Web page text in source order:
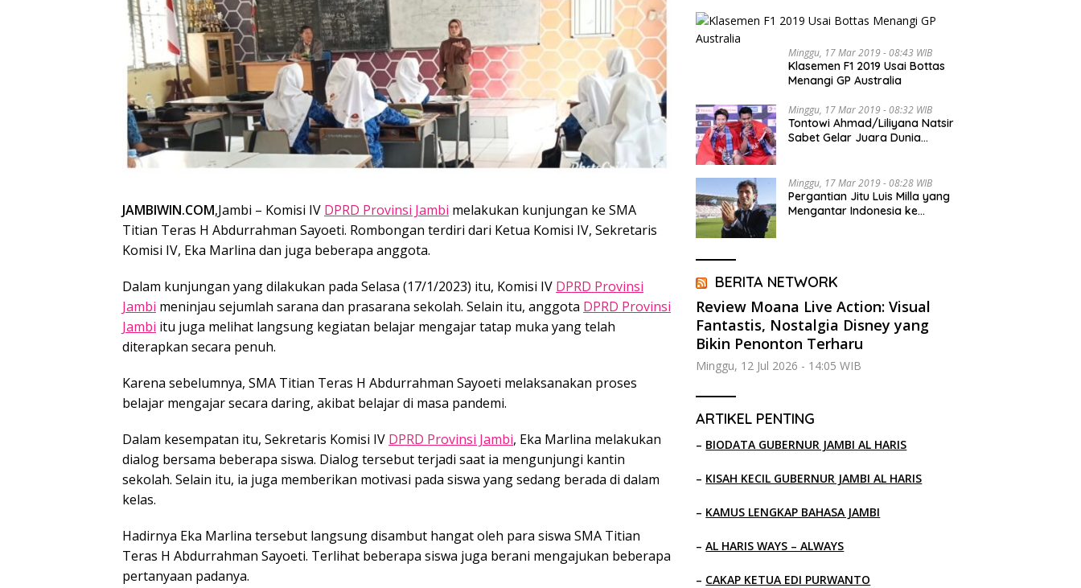
JAMBIWIN.COM,Jambi – Komisi IV DPRD Provinsi Jambi melakukan kunjungan ke SMA
Titian Teras H Abdurrahman Sayoeti. Rombongan terdiri dari Ketua Komisi IV, Sekretaris
Komisi IV, Eka Marlina dan juga beberapa anggota.
Dalam kunjungan yang dilakukan pada Selasa (17/1/2023) itu, Komisi IV DPRD Provinsi
Jambi meninjau sejumlah sarana dan prasarana sekolah. Selain itu, anggota DPRD Provinsi
Jambi itu juga melihat langsung kegiatan belajar mengajar tatap muka yang telah
diterapkan secara penuh.
Karena sebelumnya, SMA Titian Teras H Abdurrahman Sayoeti melaksanakan proses
belajar mengajar secara daring, akibat belajar di masa pandemi.
Dalam kesempatan itu, Sekretaris Komisi IV DPRD Provinsi Jambi, Eka Marlina melakukan
dialog bersama beberapa siswa. Dialog tersebut terjadi saat ia mengunjungi kantin
sekolah. Selain itu, ia juga memberikan motivasi pada siswa yang sedang berada di dalam
kelas.
Hadirnya Eka Marlina tersebut langsung disambut hangat oleh para siswa SMA Titian
Teras H Abdurrahman Sayoeti. Terlihat beberapa siswa juga berani mengajukan beberapa
pertanyaan padanya.
Minggu, 17 Mar 2019 - 08:43 WIB
Klasemen F1 2019 Usai Bottas
Menangi GP Australia
Minggu, 17 Mar 2019 - 08:32 WIB
Tontowi Ahmad/Liliyana Natsir
Sabet Gelar Juara Dunia
Minggu, 17 Mar 2019 - 08:28 WIB
Pergantian Jitu Luis Milla yang
Mengantar Indonesia ke
BERITA NETWORK
Review Moana Live Action: Visual
Fantastis, Nostalgia Disney yang
Bikin Penonton Terharu
Minggu, 12 Jul 2026 - 14:05 WIB
ARTIKEL PENTING
– BIODATA GUBERNUR JAMBI AL HARIS
– KISAH KECIL GUBERNUR JAMBI AL HARIS
– KAMUS LENGKAP BAHASA JAMBI
–AL HARIS WAYS – ALWAYS
– CAKAP KETUA EDI PURWANTO